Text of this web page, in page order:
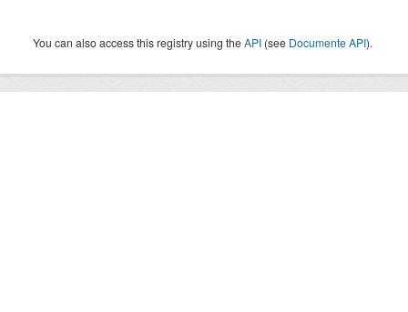
You can also access this registry using theAPI (see Documente API).